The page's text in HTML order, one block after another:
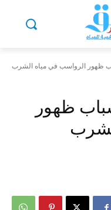
ظهور الرواسب في مياه الشرب
ظهور